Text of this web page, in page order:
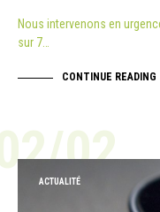
Nous intervenons en
sur 7…
CONTINUE READING
02
ACTUALITÉ